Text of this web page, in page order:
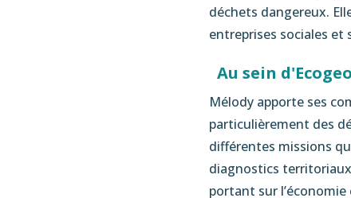
déchets dangereux.
entreprises sociales et
Au sein
Mélody apporte ses
particulièrement des
différentes missions
diagnostics
portant sur